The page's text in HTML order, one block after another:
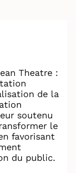
Theatre :
de la
soutenu
le
favorisant
du public.